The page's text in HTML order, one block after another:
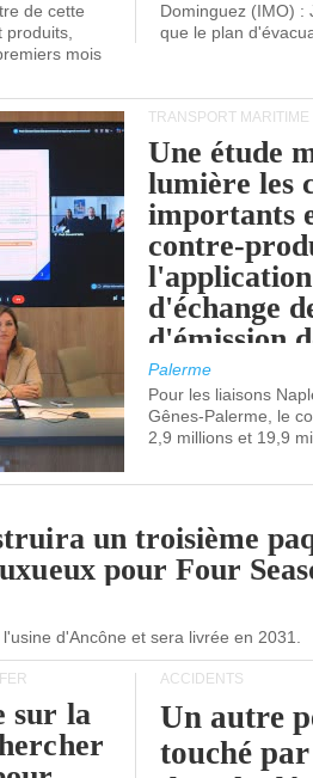
de cette
mois
Dominguez (IMO) :
que le plan
TRANSPORT MARITIME
Une étude
lumière les
importants
contre-
d'échange
d'émission
(SEQE-UE)
maritimes
occidentale.
Palerme
Pour les liaisons
Gênes-Palerme, le
2,9 millions et 19,9
un troisième
pour Four
d'Ancône et sera livrée en 2031.
sur la
ACCIDENTS
Un autre
touché